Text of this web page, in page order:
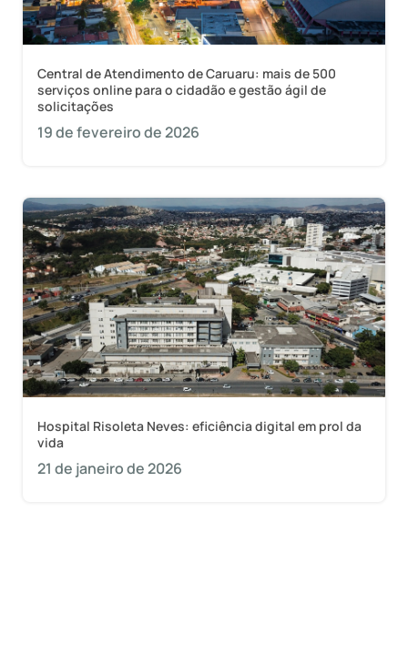
Central de Atendimento de Caruaru: mais de 500
serviços online para o cidadão e gestão ágil de
solicitações
19 de fevereiro de 2026
Hospital Risoleta Neves: eficiência digital em prol da
vida
21 de janeiro de 2026